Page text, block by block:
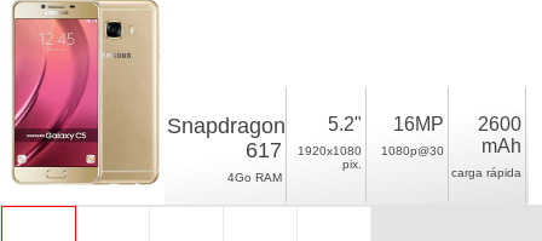
Snapdragon
617
4Go RAM
5.2"
1920x1080
pix.
16MP
1080p@30
2600
mAh
carga rápida